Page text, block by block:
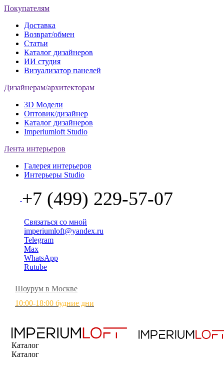
Покупателям
Доставка
Возврат/обмен
Статьи
Каталог дизайнеров
ИИ студия
Визуализатор панелей
Дизайнерам/архитекторам
3D Модели
Оптовик/дизайнер
Каталог дизайнеров
Imperiumloft Studio
Лента интерьеров
Галерея интерьеров
Интерьеры Studio
+7 (499) 229-57-07
Связаться со мной
imperiumloft@yandex.ru
Telegram
Max
WhatsApp
Rutube
Шоурум в Москве
10:00-18:00 будние дни
Каталог
Каталог